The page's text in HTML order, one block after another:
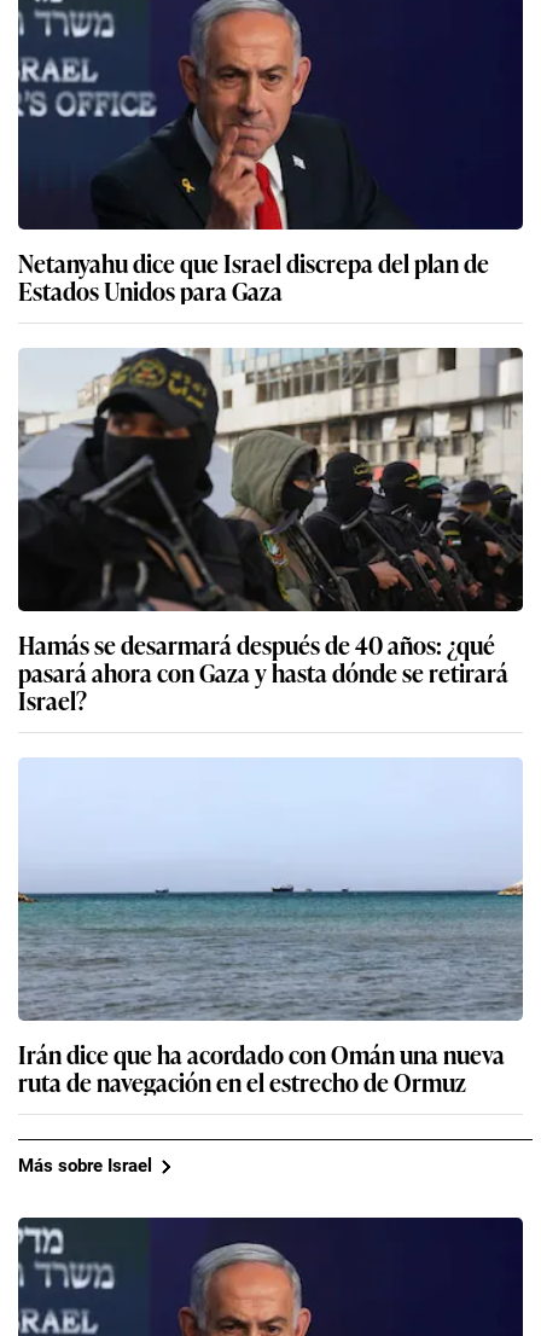
Netanyahu dice que Israel discrepa del plan de
Estados Unidos para Gaza
Hamás se desarmará después de 40 años: ¿qué
pasará ahora con Gaza y hasta dónde se retirará
Israel?
Irán dice que ha acordado con Omán una nueva
ruta de navegación en el estrecho de Ormuz
Más sobre Israel